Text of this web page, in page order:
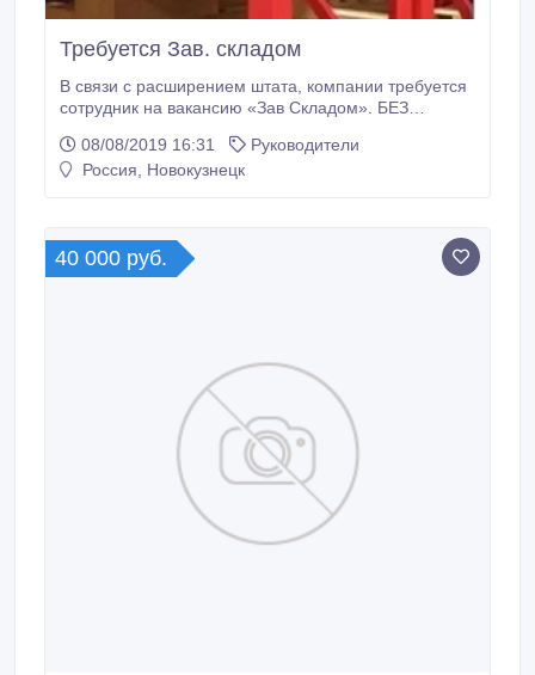
Требуется Зав. складом
В связи с расширением штата, компании требуется
сотрудник на вакансию «Зав Складом». БЕЗ
по приему, хранению и отпуску товаров.
Обеспечивает сохранность складируемых товаров.
08/08/2019 16:31
Руководители
Россия, Новокузнецк
40 000 руб.